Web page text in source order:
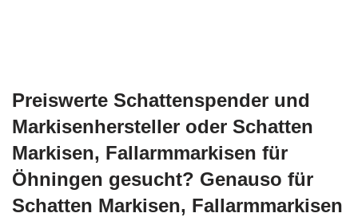
Preiswerte Schattenspender und
Markisenhersteller oder Schatten
Markisen, Fallarmmarkisen für
Öhningen gesucht? Genauso für
Schatten Markisen, Fallarmmarkisen